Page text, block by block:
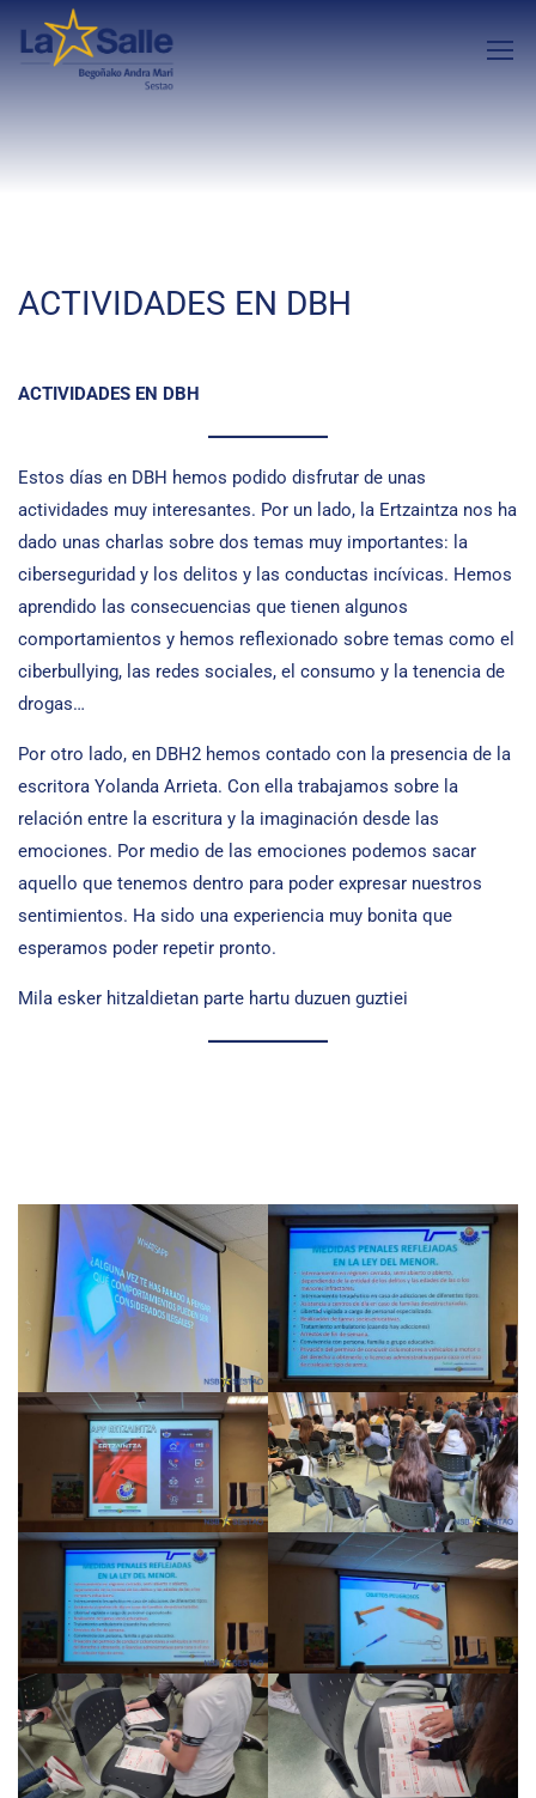
ACTIVIDADES EN DBH
ACTIVIDADES EN DBH
Estos días en DBH hemos podido disfrutar de unas
actividades muy interesantes. Por un lado, la Ertzaintza nos ha
dado unas charlas sobre dos temas muy importantes: la
ciberseguridad y los delitos y las conductas incívicas. Hemos
aprendido las consecuencias que tienen algunos
comportamientos y hemos reflexionado sobre temas como el
ciberbullying, las redes sociales, el consumo y la tenencia de
drogas…
Por otro lado, en DBH2 hemos contado con la presencia de la
escritora Yolanda Arrieta. Con ella trabajamos sobre la
relación entre la escritura y la imaginación desde las
emociones. Por medio de las emociones podemos sacar
aquello que tenemos dentro para poder expresar nuestros
sentimientos. Ha sido una experiencia muy bonita que
esperamos poder repetir pronto.
Mila esker hitzaldietan parte hartu duzuen guztiei